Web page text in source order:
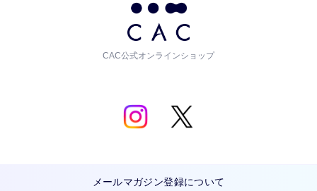
CAC公式オンラインショップ
メールマガジン登録について